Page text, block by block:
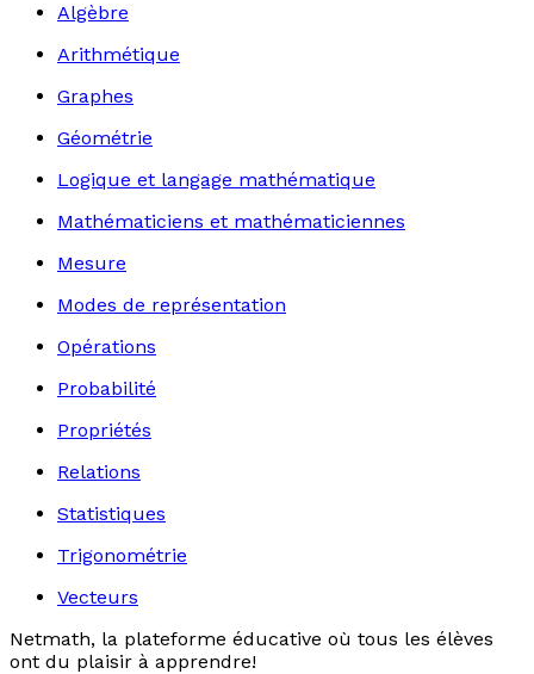
Algèbre
Arithmétique
Graphes
Géométrie
Logique et langage mathématique
Mathématiciens et mathématiciennes
Mesure
Modes de représentation
Opérations
Probabilité
Propriétés
Relations
Statistiques
Trigonométrie
Vecteurs
Netmath, la plateforme éducative où tous les élèves
ont du plaisir à apprendre!